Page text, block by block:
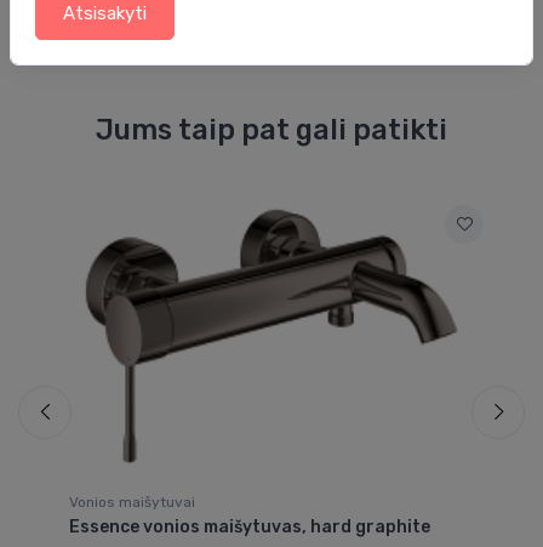
Jums taip pat gali patikti
Vonios maišytuvai
Essence vonios maišytuvas, hard graphite
Atsisakyti